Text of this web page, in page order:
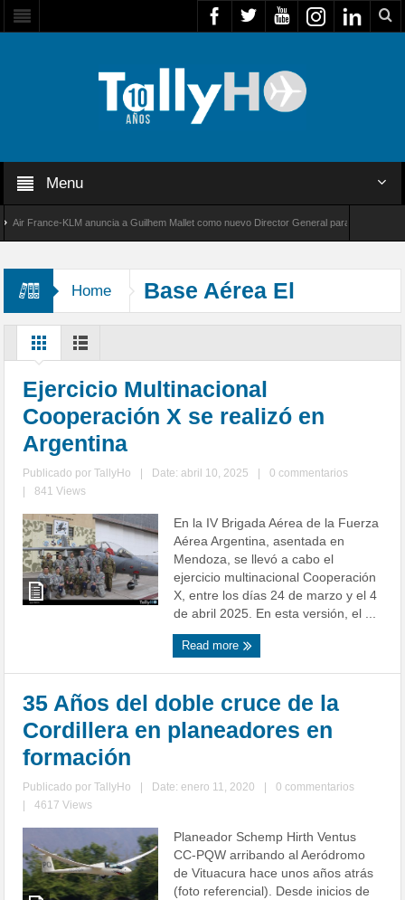
Menu
KLM anuncia a Guilhem Mallet como nuevo Director General para América Latina
Home
Base Aérea El
Plumerillo
Ejercicio Multinacional
Cooperación X se realizó en
Argentina
Publicado porTallyHo Date: abril 10, 2025
0 commentarios
841 Views
En la IV Brigada Aérea de la Fuerza
Aérea Argentina, asentada en
Mendoza, se llevó a cabo el
ejercicio multinacional Cooperación
X, entre los días 24 de marzo y el 4
de abril 2025. En esta versión, el ...
Read more
35 Años del doble cruce de la
Cordillera en planeadores en
formación
Publicado porTallyHo Date: enero 11, 2020
0 commentarios
4617 Views
Planeador Schemp Hirth Ventus
CC-PQW arribando al Aeródromo
de Vituacura hace unos años atrás
(foto referencial). Desde inicios de